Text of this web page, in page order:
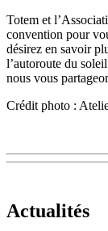
Totem et
convention pour
désirez en savoir
l’autoroute du
nous vous
Crédit photo :
Actualités